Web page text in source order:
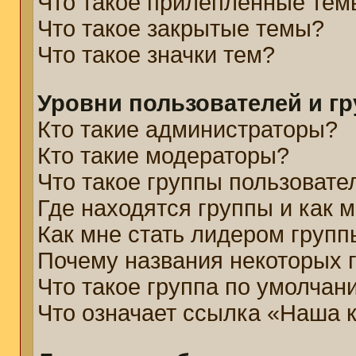
Что такое закрытые темы?
Что такое значки тем?
Уровни пользователей и
Кто такие администраторы?
Кто такие модераторы?
Что такое группы
Где находятся группы и как
Как мне стать лидером
Почему названия некоторых
Что такое группа по
Что означает ссылка «Наша